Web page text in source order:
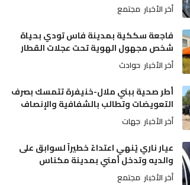
أخر الأخبار مجتمع
فاجعة سككية بمدينة فاس تودي بحياة
شخص مجهول الهوية تحت عجلات القطار
أخر الأخبار حوادث
أطر صحية ببني ملال-خنيفرة تتمسك بصرف
التعويضات وتطالب بالشفافية والإنصاف
أخر الأخبار جهات
عيار ناري يُنهي اعتداءً خطيراً لسوابق على
والديه وتدخل أمني بمدينة مكناس
أخر الأخبار مجتمع